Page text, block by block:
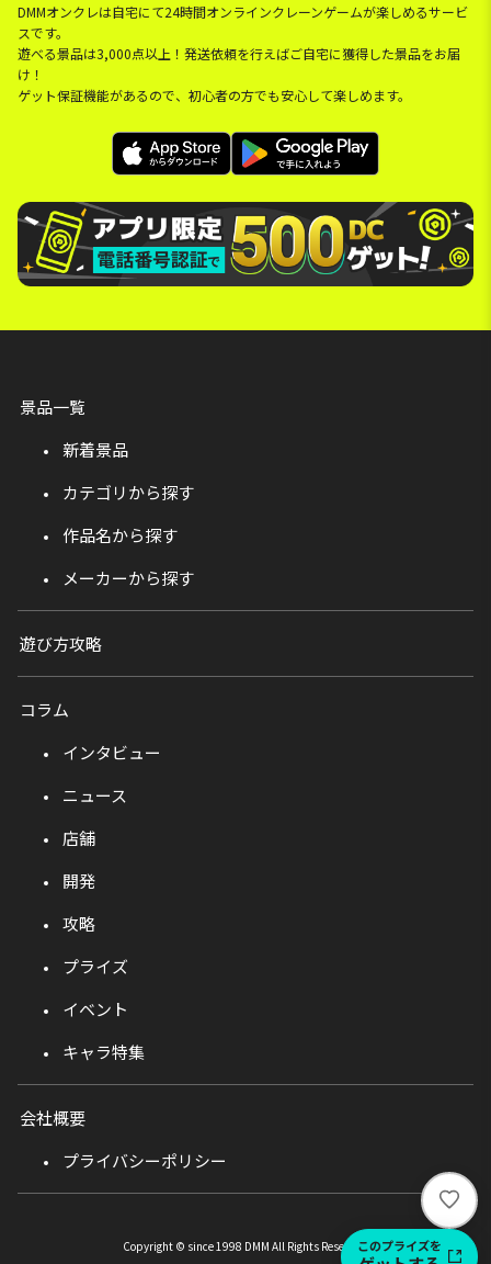
DMMオンクレは自宅にて24時間オンラインクレーンゲームが楽しめるサービ
スです。
遊べる景品は3,000点以上！発送依頼を行えばご自宅に獲得した景品をお届
け！
ゲット保証機能があるので、初心者の方でも安心して楽しめます。
い
い
このプライズを
景品一覧
新着景品
カテゴリから探す
作品名から探す
メーカーから探す
遊び方攻略
コラム
インタビュー
ニュース
店舗
開発
攻略
プライズ
イベント
キャラ特集
会社概要
プライバシーポリシー
Copyright © since 1998 DMM All Rights Reserved.